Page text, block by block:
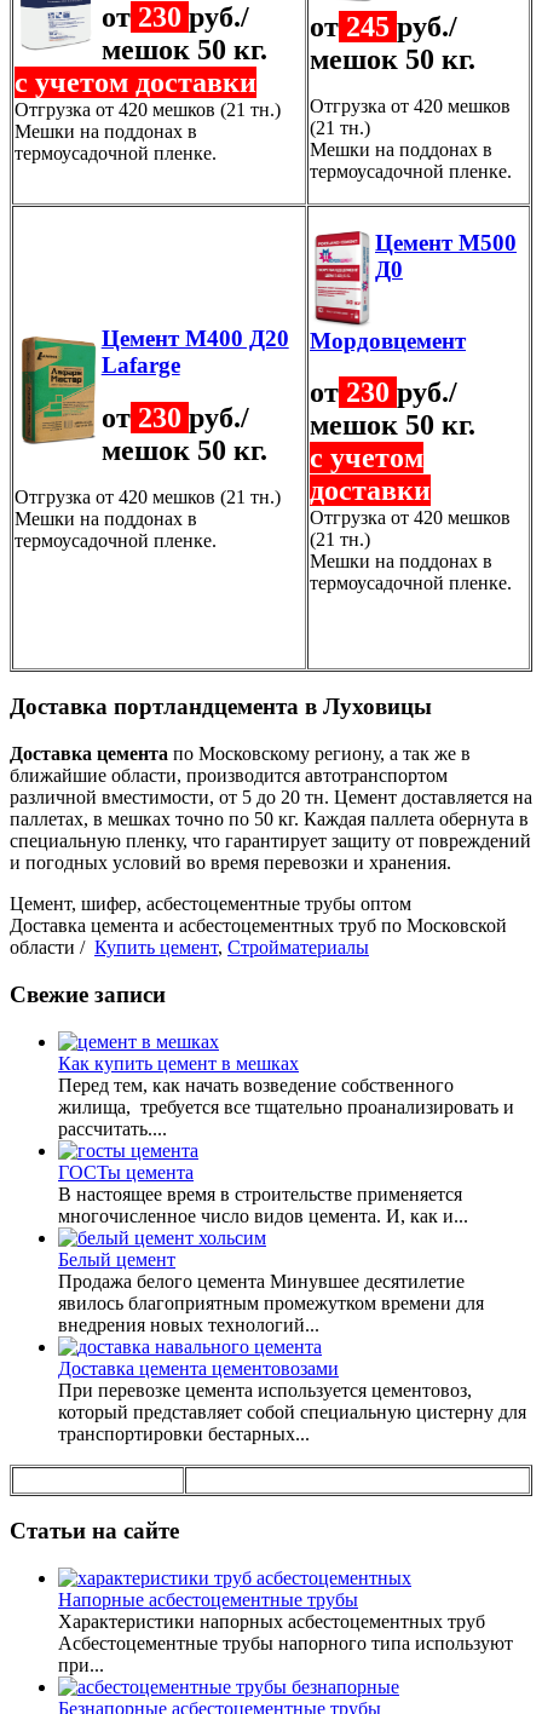
от230 руб./
мешок 50 кг.
с учетом доставки
Отгрузка от 420 мешков (21 тн.)
Мешки на поддонах в
термоусадочной пленке.
от 245 руб./
мешок 50 кг.
Отгрузка от 420 мешков
(21 тн.)
Мешки на поддонах в
термоусадочной пленке.
Цемент М400 Д20
Lafarge
от230 руб./
мешок 50 кг.
Отгрузка от 420 мешков (21 тн.)
Мешки на поддонах в
термоусадочной пленке.
Цемент М500
Д0
Мордовцемент
от 230 руб./
мешок 50 кг.
с учетом
доставки
Отгрузка от 420 мешков
(21 тн.)
Мешки на поддонах в
термоусадочной пленке.
Доставка портландцемента в Луховицы
Доставка цемента по Московскому региону, а так же в
ближайшие области, производится автотранспортом
различной вместимости, от 5 до 20 тн. Цемент доставляется на
паллетах, в мешках точно по 50 кг. Каждая паллета обернута в
специальную пленку, что гарантирует защиту от повреждений
и погодных условий во время перевозки и хранения.
Цемент, шифер, асбестоцементные трубы оптом
Доставка цемента и асбестоцементных труб по Московской
области / Купить цемент, Стройматериалы
Свежие записи
Как купить цемент в мешках
Перед тем, как начать возведение собственного
жилища, требуется все тщательно проанализировать и
рассчитать....
ГОСТы цемента
В настоящее время в строительстве применяется
многочисленное число видов цемента. И, как и...
Белый цемент
Продажа белого цемента Минувшее десятилетие
явилось благоприятным промежутком времени для
внедрения новых технологий...
Доставка цемента цементовозами
При перевозке цемента используется цементовоз,
который представляет собой специальную цистерну для
транспортировки бестарных...
Статьи на сайте
Напорные асбестоцементные трубы
Характеристики напорных асбестоцементных труб
Асбестоцементные трубы напорного типа используют
при...
Безнапорные асбестоцементные трубы